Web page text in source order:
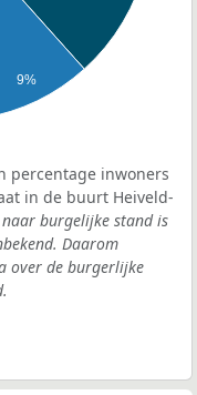
9%
percentage inwoners
in de buurt Heiveld-
burgelijke stand is
Daarom
over de burgerlijke